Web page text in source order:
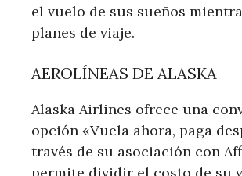
el vuelo de sus sueños
planes de viaje.
AEROLÍNEAS DE ALASKA
Alaska Airlines ofrece una
opción «Vuela ahora, paga
través de su asociación con